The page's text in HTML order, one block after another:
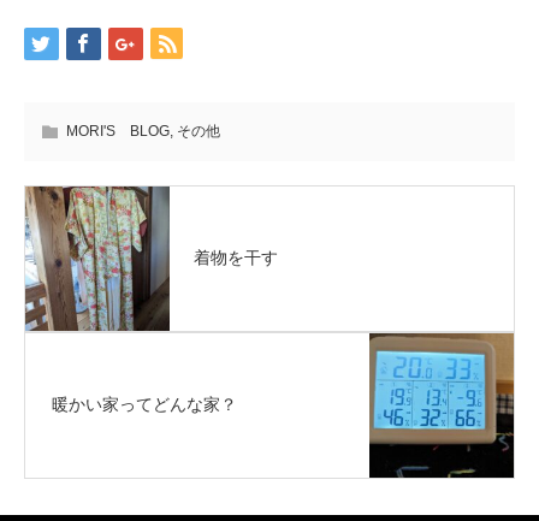
MORI'S BLOG, その他
着物を干す
暖かい家ってどんな家？